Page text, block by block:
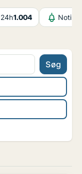
1.004
Søg